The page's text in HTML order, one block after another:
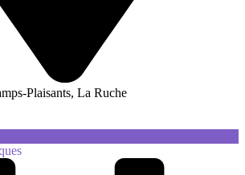
Plaisants, La Ruche